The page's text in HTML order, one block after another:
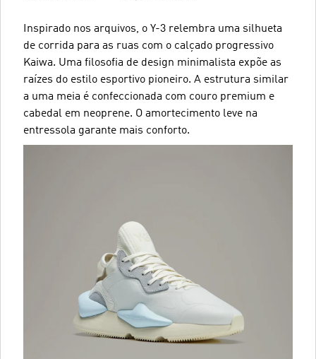
Inspirado nos arquivos, o Y-3 relembra uma silhueta
de corrida para as ruas com o calçado progressivo
Kaiwa. Uma filosofia de design minimalista expõe as
raízes do estilo esportivo pioneiro. A estrutura similar
a uma meia é confeccionada com couro premium e
cabedal em neoprene. O amortecimento leve na
entressola garante mais conforto.